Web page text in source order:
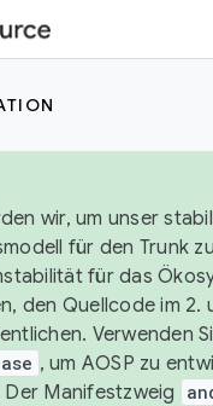
wir, um unser
für den Trunk
für das
den Quellcode im 2.
Verwenden
, um AOSP zu
Manifestzweig